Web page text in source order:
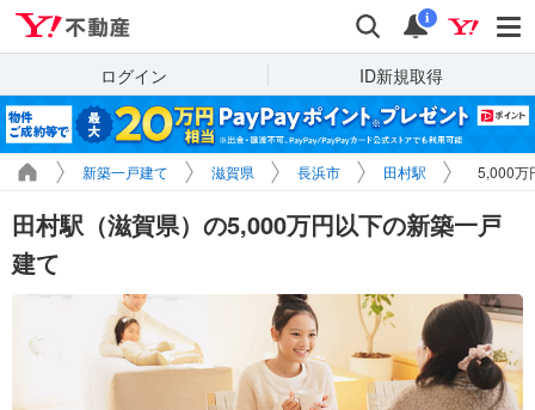
検索 通知
i
ログイン ID新規取得
新築一戸建て 滋賀県 長浜市 田村駅 5,000万
田村駅（滋賀県）の5,000万円以下の新築一戸
建て